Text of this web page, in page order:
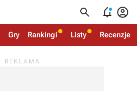
  
Gry Rankingi Listy Recenzje